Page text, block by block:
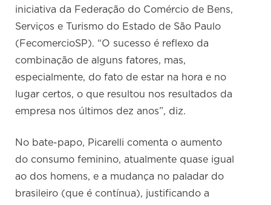
iniciativa da Federação do Comércio de Bens,
Serviços e Turismo do Estado de São Paulo
(FecomercioSP). “O sucesso é reflexo da
combinação de alguns fatores, mas,
especialmente, do fato de estar na hora e no
lugar certos, o que resultou nos resultados da
empresa nos últimos dez anos”, diz.
No bate-papo, Picarelli comenta o aumento
do consumo feminino, atualmente quase igual
ao dos homens, e a mudança no paladar do
brasileiro (que é contínua), justificando a